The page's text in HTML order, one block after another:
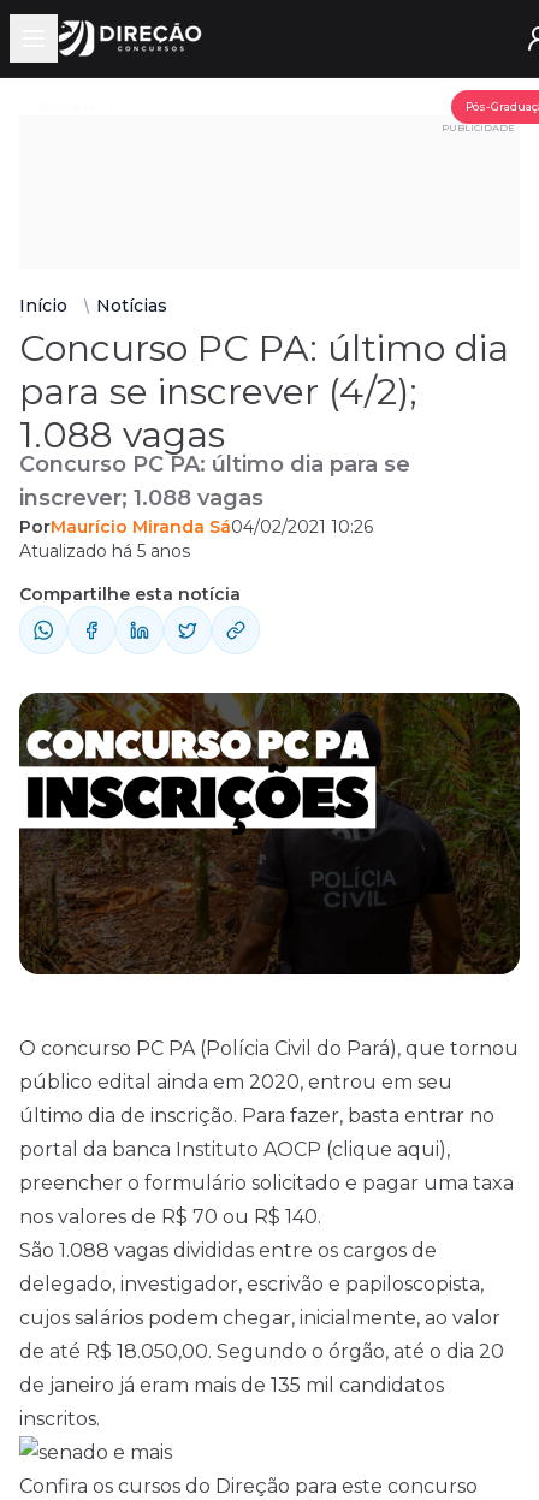
Open main menu
Pós-
PUBLICIDADE
Início Notícias
Concurso PC PA: último dia
para se inscrever (4/2);
1.088 vagas
Concurso PC PA: último dia para se
inscrever; 1.088 vagas
PorMaurício Miranda Sá04/02/2021 10:26
Atualizado há 5 anos
Compartilhe esta notícia
O concurso PC PA (Polícia Civil do Pará), que tornou
público edital ainda em 2020, entrou em seu
último dia de inscrição. Para fazer, basta entrar no
portal da banca Instituto AOCP (clique aqui),
preencher o formulário solicitado e pagar uma taxa
nos valores de R$ 70 ou R$ 140.
São 1.088 vagas divididas entre os cargos de
delegado, investigador, escrivão e papiloscopista,
cujos salários podem chegar, inicialmente, ao valor
de até R$ 18.050,00. Segundo o órgão, até o dia 20
de janeiro já eram mais de 135 mil candidatos
inscritos.
Confira os cursos do Direção para este concurso